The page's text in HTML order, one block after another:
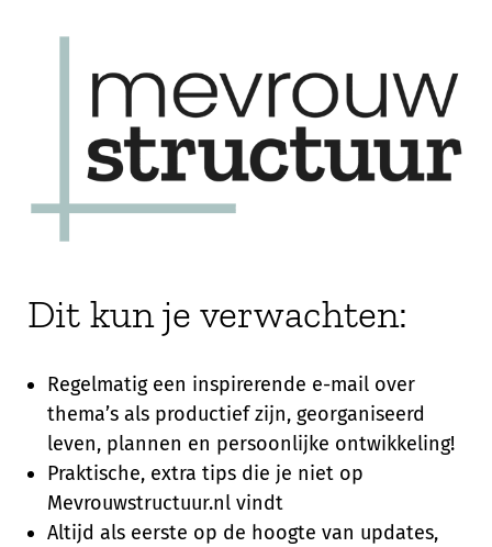
Dit kun je verwachten:
Regelmatig een inspirerende e-mail over
thema’s als productief zijn, georganiseerd
leven, plannen en persoonlijke ontwikkeling!
Praktische, extra tips die je niet op
Mevrouwstructuur.nl vindt
Altijd als eerste op de hoogte van updates,